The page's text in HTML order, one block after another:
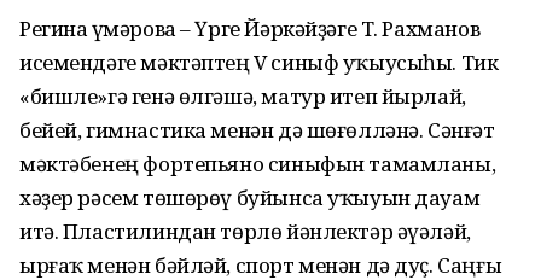
Регина Ғүмәрова – Үрге Йәркәйҙәге Т. Рахманов
исемендәге мәктәптең V синыф уҡыусыһы. Тик
«бишле»гә генә өлгәшә, матур итеп йырлай,
бейей, гимнастика менән дә шөғөлләнә. Сәнғәт
мәктәбенең фортепьяно синыфын тамамланы,
хәҙер рәсем төшөрөү буйынса уҡыуын дауам
итә. Пластилиндан төрлө йәнлектәр әүәләй,
ырғаҡ менән бәйләй, спорт менән дә дуҫ. Саңғы